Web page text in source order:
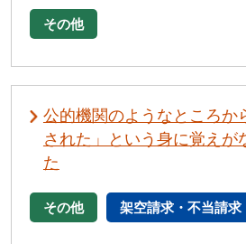
その他
公的機関のようなところか
された」という身に覚えが
た
その他 架空請求・不当請求